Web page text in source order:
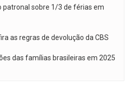
patronal sobre 1/3 de férias em
as regras de devolução da CBS
das famílias brasileiras em 2025